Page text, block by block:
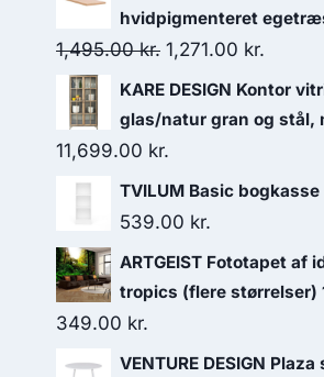
hvidpigmenteret
1,495.00kr. 1,271.00 kr.
KARE DESIGN Kontor
glas/natur gran og stål,
11,699.00 kr.
TVILUM Basic
539.00 kr.
ARTGEIST Fototapet af
tropics (flere størrelser)
349.00 kr.
VENTURE DESIGN